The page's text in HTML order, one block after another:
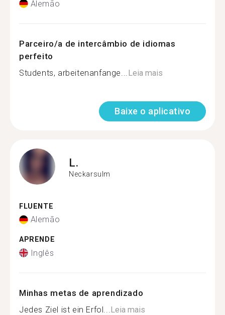
Alemão
Parceiro/a de intercâmbio de idiomas
perfeito
Students, arbeitenanfange... Leia mais
Baixe o aplicativo
L.
Neckarsulm
FLUENTE
Alemão
APRENDE
Inglês
Minhas metas de aprendizado
Jedes Ziel ist ein Erfol... Leia mais